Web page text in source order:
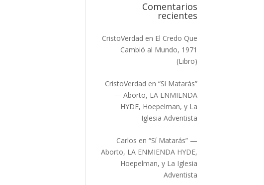
Comentarios
recientes
CristoVerdad en El Credo Que
Cambió al Mundo, 1971
(Libro)
CristoVerdad en “Sí Matarás”
— Aborto, LA ENMIENDA
HYDE, Hoepelman, y La
Iglesia Adventista
Carlos en “Sí Matarás” —
Aborto, LA ENMIENDA HYDE,
Hoepelman, y La Iglesia
Adventista